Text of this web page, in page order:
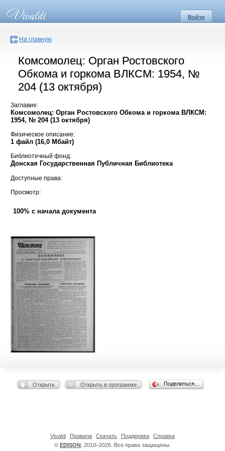
Войти
На главную
Комсомолец: Орган Ростовского
Обкома и горкома ВЛКСМ: 1954, №
204 (13 октября)
Заглавие:
Комсомолец: Орган Ростовского Обкома и горкома ВЛКСМ:
1954, № 204 (13 октября)
Физическое описание:
1 файл (16,0 Мбайт)
Библиотечный фонд:
Донская Государственная Публичная Библиотека
Доступные права:
Просмотр:
100% с начала документа
Открыть Открыть в программе Поделиться…
© EDISON , 2010–2026. Все права защищены.
Vivaldi Правила Скачать Поддержка Справка